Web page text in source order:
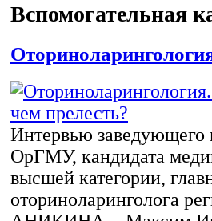
Вспомогательная
Интервью заведующего
ОрГМУ, кандидата
высшей категории,
оториноларинголога